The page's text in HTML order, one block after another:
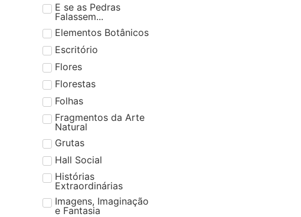
E se as Pedras
Falassem...
Elementos Botânicos
Escritório
Flores
Florestas
Folhas
Fragmentos da Arte
Natural
Grutas
Hall Social
Histórias
Extraordinárias
Imagens, Imaginação
e Fantasia